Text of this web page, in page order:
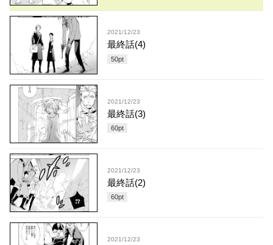
2021/12/23
最終話(4)
50pt
2021/12/23
最終話(3)
60pt
2021/12/23
最終話(2)
60pt
2021/12/23